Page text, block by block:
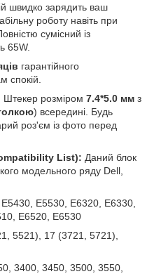
швидко зарядить ваш
роботу навіть при
сумісний із
65W.
гарантійного
спокій.
Штекер розміром 7.4*5.0 мм з
) всередині. Будь
роз'єм із фото перед
List): Даний блок
модельного ряду Dell,
E5530, E6320, E6330,
E6520, E6530
5521), 17 (3721, 5721),
3400, 3450, 3500, 3550,